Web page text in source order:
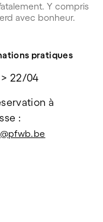
Y compris
avec bonheur.
pratiques
> 22/04
à
: